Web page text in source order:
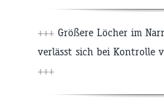
+++ Größere Löcher im
verlässt sich bei Kontrolle
+++